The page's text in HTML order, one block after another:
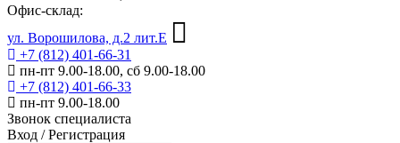
Офис-склад:
ул. Ворошилова, д.2 лит.Е
+7 (812) 401-66-31
пн-пт 9.00-18.00, сб 9.00-18.00
+7 (812) 401-66-33
пн-пт 9.00-18.00
Звонок специалиста
Вход /Регистрация